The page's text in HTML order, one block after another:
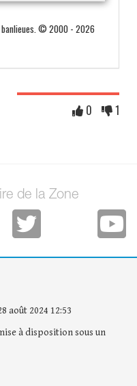
banlieues. © 2000 - 2026
0 1
de la Zone
août 2024 12:53
à disposition sous un